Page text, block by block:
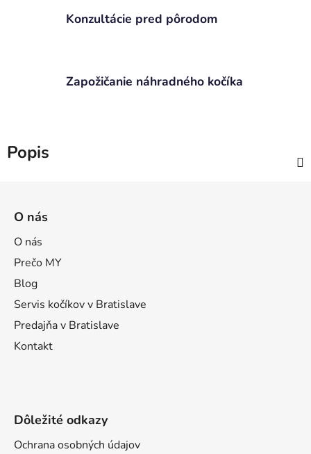
Konzultácie pred pôrodom
Zapožičanie náhradného kočíka
Popis
O nás
O nás
Prečo MY
Blog
Servis kočíkov v Bratislave
Predajňa v Bratislave
Kontakt
Dôležité odkazy
Ochrana osobných údajov